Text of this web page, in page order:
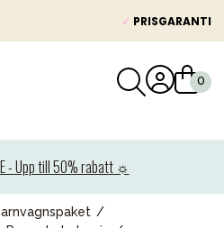
✓ PRISGARANTI
- Upp till 50% rabatt ☼